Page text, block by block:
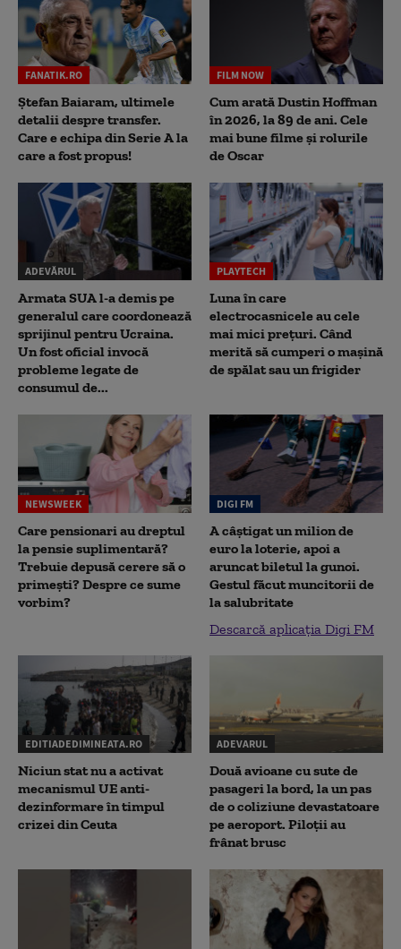
FANATIK.RO
Ștefan Baiaram, ultimele
detalii despre transfer.
Care e echipa din Serie A la
care a fost propus!
FILM NOW
Cum arată Dustin Hoffman
în 2026, la 89 de ani. Cele
mai bune filme și rolurile
de Oscar
ADEVĂRUL
Armata SUA l-a demis pe
generalul care coordonează
sprijinul pentru Ucraina.
Un fost oficial invocă
probleme legate de
consumul de...
PLAYTECH
Luna în care
electrocasnicele au cele
mai mici prețuri. Când
merită să cumperi o mașină
de spălat sau un frigider
NEWSWEEK
Care pensionari au dreptul
la pensie suplimentară?
Trebuie depusă cerere să o
primești? Despre ce sume
vorbim?
DIGI FM
A câștigat un milion de
euro la loterie, apoi a
aruncat biletul la gunoi.
Gestul făcut muncitorii de
la salubritate
Descarcă aplicația Digi FM
EDITIADEDIMINEATA.RO
Niciun stat nu a activat
mecanismul UE anti-
dezinformare în timpul
crizei din Ceuta
ADEVARUL
Două avioane cu sute de
pasageri la bord, la un pas
de o coliziune devastatoare
pe aeroport. Piloții au
frânat brusc